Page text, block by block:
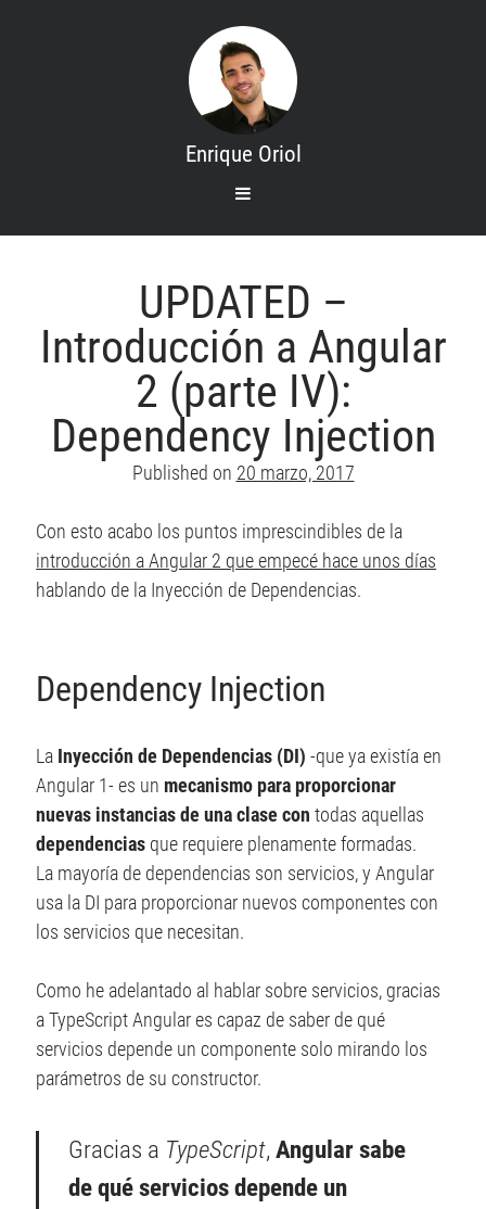
Enrique Oriol
open
Mis cursos
Contacto
Sobre mi
Categories
AngularJS
Django Django REST Framework ES6
ionic Ionic 2 Ionic 3
Ionic Framework
JavaFX Javascript
PhoneGap RxJS SaSS
Sin categoría TypeScript
Recent posts
Cómo destacar en tu próxima entrevista técnica
¿Qué es Scully y por qué (quizás) no lo necesitas?
Angular 9: Lo más destacado
Actualizaciones de Javascript – ES2018
UPDATED –
Introducción a Angular
2 (parte IV):
Dependency Injection
Published on 20 marzo, 2017
Con esto acabo los puntos imprescindibles de la
introducción a Angular 2 que empecé hace unos días
hablando de la Inyección de Dependencias.
Dependency Injection
La Inyección de Dependencias (DI) -que ya existía en
Angular 1- es un mecanismo para proporcionar
nuevas instancias de una clase con todas aquellas
dependencias que requiere plenamente formadas.
La mayoría de dependencias son servicios, y Angular
usa la DI para proporcionar nuevos componentes con
los servicios que necesitan.
Como he adelantado al hablar sobre servicios, gracias
a TypeScript Angular es capaz de saber de qué
servicios depende un componente solo mirando los
parámetros de su constructor.
Gracias a TypeScript,Angular sabe
de qué servicios depende un